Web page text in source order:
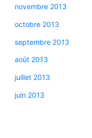
novembre 2013
octobre 2013
septembre 2013
août 2013
juillet 2013
juin 2013